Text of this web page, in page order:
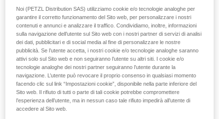
per determinare la migliore soluzione da utilizzare.
Nota: in ogni caso, come per tutti gli ancoraggi, si
raccomanda di rispettare il principio di abbondanza per non
affidare la sicurezza di un utilizzatore ad un solo dispositivo.
Esempio di utilizzo in trattenuta:
Nel caso di due o tre persone collegate con cordini di
trattenuta su una terrazza ben delimitata, al sicuro da ogni
Noi (PETZL Distribution SAS) utilizziamo cookie e/o tecnologie analoghe per
garantire il corretto funzionamento del Sito web, per personalizzare i nostri
contenuti e annunci e analizzare il traffico. Condividiamo, inoltre, informazioni
sulla navigazione dell’utente sul Sito web con i nostri partner di servizi di analisi
dei dati, pubblicitari e di social media al fine di personalizzare le nostre
pubblicità. Se l’utente accetta, i nostri cookie e/o tecnologie analoghe saranno
attivi solo sul Sito web e non seguiranno l’utente su altri siti. I cookie e/o
tecnologie analoghe dei nostri partner seguiranno l’utente durante la
navigazione. L’utente può revocare il proprio consenso in qualsiasi momento
facendo clic sul link “Impostazioni cookie”, disponibile nella parte inferiore del
Sito web. Il rifiuto di tutti o parte di tali cookie potrebbe compromettere
l’esperienza dell’utente, ma in nessun caso tale rifiuto impedirà all’utente di
accedere al Sito web.